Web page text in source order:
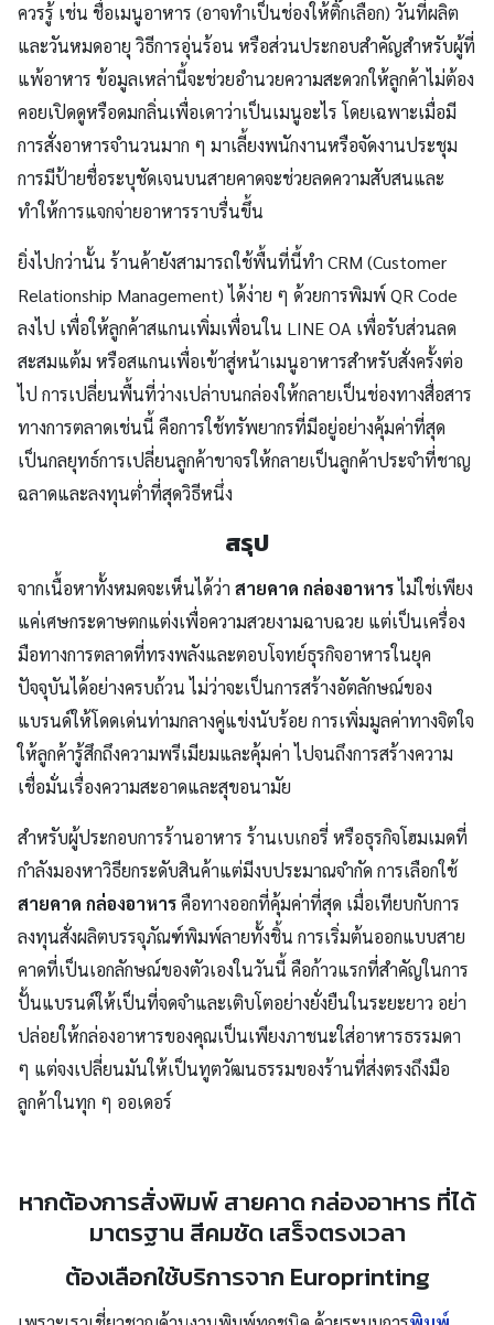
ควรรู้ เช่น ชื่อเมนูอาหาร (อาจทำเป็นช่องให้ติ๊กเลือก) วันที่ผลิต
และวันหมดอายุ วิธีการอุ่นร้อน หรือส่วนประกอบสำคัญสำหรับผู้ที่
แพ้อาหาร ข้อมูลเหล่านี้จะช่วยอำนวยความสะดวกให้ลูกค้าไม่ต้อง
คอยเปิดดูหรือดมกลิ่นเพื่อเดาว่าเป็นเมนูอะไร โดยเฉพาะเมื่อมี
การสั่งอาหารจำนวนมาก ๆ มาเลี้ยงพนักงานหรือจัดงานประชุม
การมีป้ายชื่อระบุชัดเจนบนสายคาดจะช่วยลดความสับสนและ
ทำให้การแจกจ่ายอาหารราบรื่นขึ้น
ยิ่งไปกว่านั้น ร้านค้ายังสามารถใช้พื้นที่นี้ทำ CRM (Customer
Relationship Management) ได้ง่าย ๆ ด้วยการพิมพ์ QR Code
ลงไป เพื่อให้ลูกค้าสแกนเพิ่มเพื่อนใน LINE OA เพื่อรับส่วนลด
สะสมแต้ม หรือสแกนเพื่อเข้าสู่หน้าเมนูอาหารสำหรับสั่งครั้งต่อ
ไป การเปลี่ยนพื้นที่ว่างเปล่าบนกล่องให้กลายเป็นช่องทางสื่อสาร
ทางการตลาดเช่นนี้ คือการใช้ทรัพยากรที่มีอยู่อย่างคุ้มค่าที่สุด
เป็นกลยุทธ์การเปลี่ยนลูกค้าขาจรให้กลายเป็นลูกค้าประจำที่ชาญ
ฉลาดและลงทุนต่ำที่สุดวิธีหนึ่ง
สรุป
จากเนื้อหาทั้งหมดจะเห็นได้ว่า สายคาด กล่องอาหารไม่ใช่เพียง
แค่เศษกระดาษตกแต่งเพื่อความสวยงามฉาบฉวย แต่เป็นเครื่อง
มือทางการตลาดที่ทรงพลังและตอบโจทย์ธุรกิจอาหารในยุค
ปัจจุบันได้อย่างครบถ้วน ไม่ว่าจะเป็นการสร้างอัตลักษณ์ของ
แบรนด์ให้โดดเด่นท่ามกลางคู่แข่งนับร้อย การเพิ่มมูลค่าทางจิตใจ
ให้ลูกค้ารู้สึกถึงความพรีเมียมและคุ้มค่า ไปจนถึงการสร้างความ
เชื่อมั่นเรื่องความสะอาดและสุขอนามัย
สำหรับผู้ประกอบการร้านอาหาร ร้านเบเกอรี่ หรือธุรกิจโฮมเมดที่
กำลังมองหาวิธียกระดับสินค้าแต่มีงบประมาณจำกัด การเลือกใช้
สายคาด กล่องอาหารคือทางออกที่คุ้มค่าที่สุด เมื่อเทียบกับการ
ลงทุนสั่งผลิตบรรจุภัณฑ์พิมพ์ลายทั้งชิ้น การเริ่มต้นออกแบบสาย
คาดที่เป็นเอกลักษณ์ของตัวเองในวันนี้ คือก้าวแรกที่สำคัญในการ
ปั้นแบรนด์ให้เป็นที่จดจำและเติบโตอย่างยั่งยืนในระยะยาว อย่า
ปล่อยให้กล่องอาหารของคุณเป็นเพียงภาชนะใส่อาหารธรรมดา
ๆ แต่จงเปลี่ยนมันให้เป็นทูตวัฒนธรรมของร้านที่ส่งตรงถึงมือ
ลูกค้าในทุก ๆ ออเดอร์
หากต้องการสั่งพิมพ์ สายคาด กล่องอาหาร ที่ได้
มาตรฐาน สีคมชัด เสร็จตรงเวลา
ต้องเลือกใช้บริการจาก Europrinting
Search